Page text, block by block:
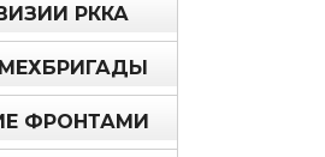
РККА
ФРОНТАМИ